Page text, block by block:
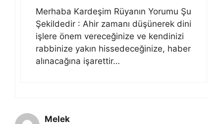
Merhaba Kardeşim Rüyanın Yorumu Şu
Şekildedir : Ahir zamanı düşünerek dini
işlere önem vereceğinize ve kendinizi
rabbinize yakın hissedeceğinize, haber
alınacağına işarettir…
Melek